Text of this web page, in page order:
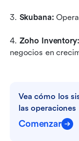
3. Skubana:
4. Zoho Inventory:
negocios en
Vea cómo los
las operaciones
Comenzar